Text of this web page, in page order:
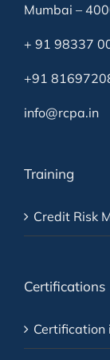
Mumbai –
+ 91 98337
+91
info@rcpa.in
Training
Credit Risk
Certifications
Certification